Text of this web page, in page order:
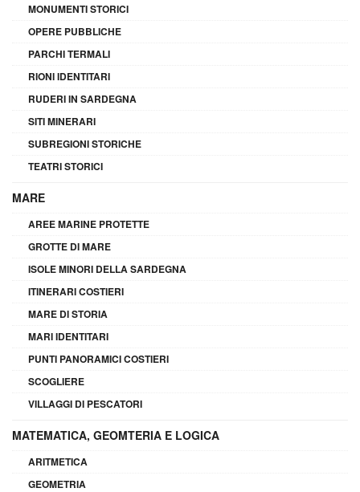
MONUMENTI STORICI
OPERE PUBBLICHE
PARCHI TERMALI
RIONI IDENTITARI
RUDERI IN SARDEGNA
SITI MINERARI
SUBREGIONI STORICHE
TEATRI STORICI
MARE
AREE MARINE PROTETTE
GROTTE DI MARE
ISOLE MINORI DELLA SARDEGNA
ITINERARI COSTIERI
MARE DI STORIA
MARI IDENTITARI
PUNTI PANORAMICI COSTIERI
SCOGLIERE
VILLAGGI DI PESCATORI
MATEMATICA, GEOMTERIA E LOGICA
ARITMETICA
GEOMETRIA